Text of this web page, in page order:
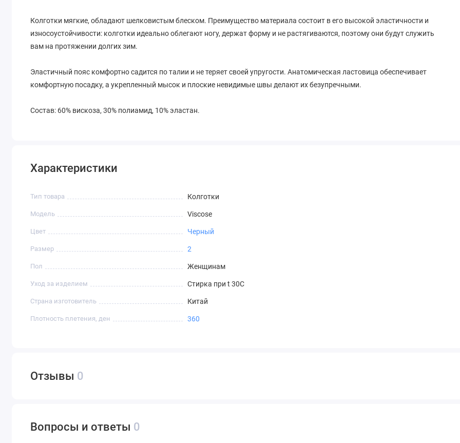
Колготки мягкие, обладают шелковистым блеском. Преимущество материала состоит в его высокой эластичности и
износоустойчивости: колготки идеально облегают ногу, держат форму и не растягиваются, поэтому они будут служить
вам на протяжении долгих зим.
Эластичный пояс комфортно садится по талии и не теряет своей упругости. Анатомическая ластовица обеспечивает
комфортную посадку, а укрепленный мысок и плоские невидимые швы делают их безупречными.
Состав: 60% вискоза, 30% полиамид, 10% эластан.
Характеристики
Тип товара Колготки
Модель Viscose
Цвет Черный
Размер 2
Пол Женщинам
Уход за изделием Стирка при t 30С
Страна изготовитель Китай
Плотность плетения, ден 360
Отзывы 0
Вопросы и ответы 0